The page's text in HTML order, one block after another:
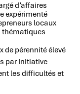
d’affaires
expérimenté
locaux
thématiques
de pérennité élevé
par Initiative
les difficultés et